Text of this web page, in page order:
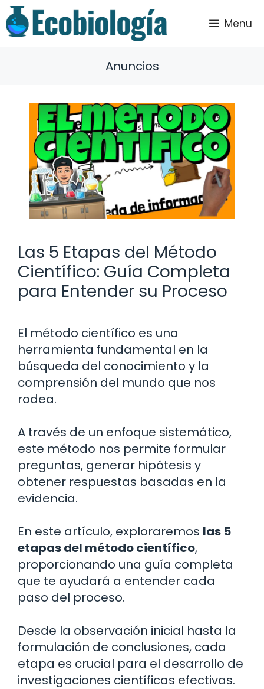
Saltar
al
contenido
Menu
Anuncios
Las 5 Etapas del Método
Científico: Guía Completa
para Entender su Proceso
El método científico es una
herramienta fundamental en la
búsqueda del conocimiento y la
comprensión del mundo que nos
rodea.
A través de un enfoque sistemático,
este método nos permite formular
preguntas, generar hipótesis y
obtener respuestas basadas en la
evidencia.
En este artículo, exploraremos las 5
etapas del método científico,
proporcionando una guía completa
que te ayudará a entender cada
paso del proceso.
Desde la observación inicial hasta la
formulación de conclusiones, cada
etapa es crucial para el desarrollo de
investigaciones científicas efectivas.